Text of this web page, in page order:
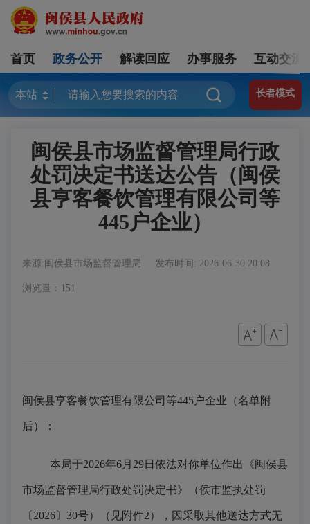
首页 政务公开 解读回应 办事服务 互动交流
长者模式
闽侯县市场监督管理局行政
处罚决定书送达公告（闽侯
县亨客餐饮管理有限公司等
445户企业）
来源:闽侯县市场监督管理局 发布时间: 2026-06-30 20:08
浏览量：151
闽侯县亨客餐饮管理有限公司等445户企业（名单附
后）：
本局于2026年6月 29日 依法对你单位作出《闽侯县
市场监督管理局行政处罚决定书》（侯市监执处罚
〔 2026〕 30号）（见附件2），因采取其他送达方式无